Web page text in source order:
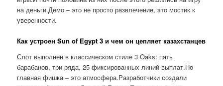
на деньги.Демо – это не просто развлечение, это мостик к
уверенности.
Как устроен Sun of Egypt 3 и чем он цепляет казахстанцев
Слот выполнен в классическом стиле 3 Oaks: пять
барабанов, три ряда, 25 фиксированных линий выплат.Но
главная фишка – это атмосфера.Разработчики создали